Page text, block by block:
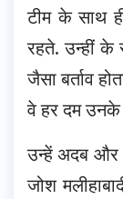
टीम के साथ
रहते. उन्हीं
जैसा बर्ताव
वे हर दम
उन्हें अदब और
जोश